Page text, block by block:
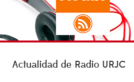
Actualidad de Radio URJC